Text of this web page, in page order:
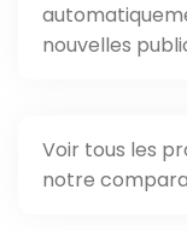
nouvelles
Voir tous les
notre